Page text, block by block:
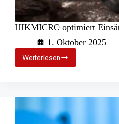
HIKMICRO optimiert
1. Oktober 2025
WeiterlesenHIKMICRO
optimiert